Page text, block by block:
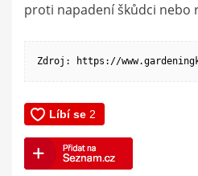
proti napadení škůdci nebo
Zdroj: https://